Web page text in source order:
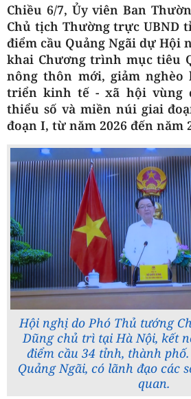
Chiều 6/7, Ủy viên Ban
Chủ tịch Thường trực UBND
điểm cầu Quảng Ngãi dự Hội
khai Chương trình mục tiêu
nông thôn mới, giảm nghèo
triển kinh tế - xã hội vùng
thiểu số và miền núi giai
đoạn I, từ năm 2026 đến năm
Hội nghị do Phó Thủ tướng
Dũng chủ trì tại Hà Nội, kết
điểm cầu 34 tỉnh, thành
Quảng Ngãi, có lãnh đạo các
quan.